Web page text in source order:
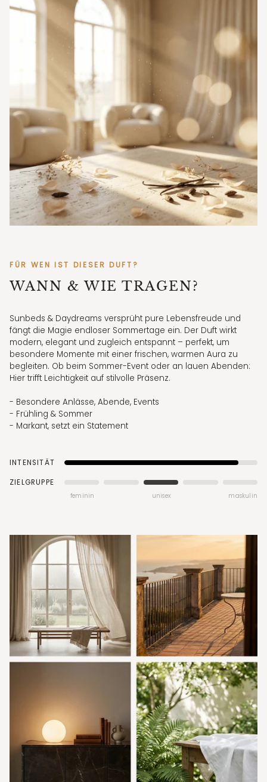
FÜR WEN IST DIESER DUFT?
WANN & WIE TRAGEN?
Sunbeds & Daydreams versprüht pure Lebensfreude und
fängt die Magie endloser Sommertage ein. Der Duft wirkt
modern, elegant und zugleich entspannt – perfekt, um
besondere Momente mit einer frischen, warmen Aura zu
begleiten. Ob beim Sommer-Event oder an lauen Abenden:
Hier trifft Leichtigkeit auf stilvolle Präsenz.
- Besondere Anlässe, Abende, Events
- Frühling & Sommer
- Markant, setzt ein Statement
INTENSITÄT
ZIELGRUPPE
feminin unisex maskulin